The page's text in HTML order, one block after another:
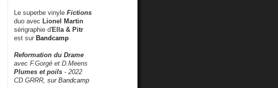
Le superbe vinyle Fictions
duo avec Lionel Martin
sérigraphie d'Ella & Pitr
est sur Bandcamp
Reformation du Drame
avec F.Gorgé et D.Meens
Plumes et poils - 2022
CD GRRR, sur Bandcamp